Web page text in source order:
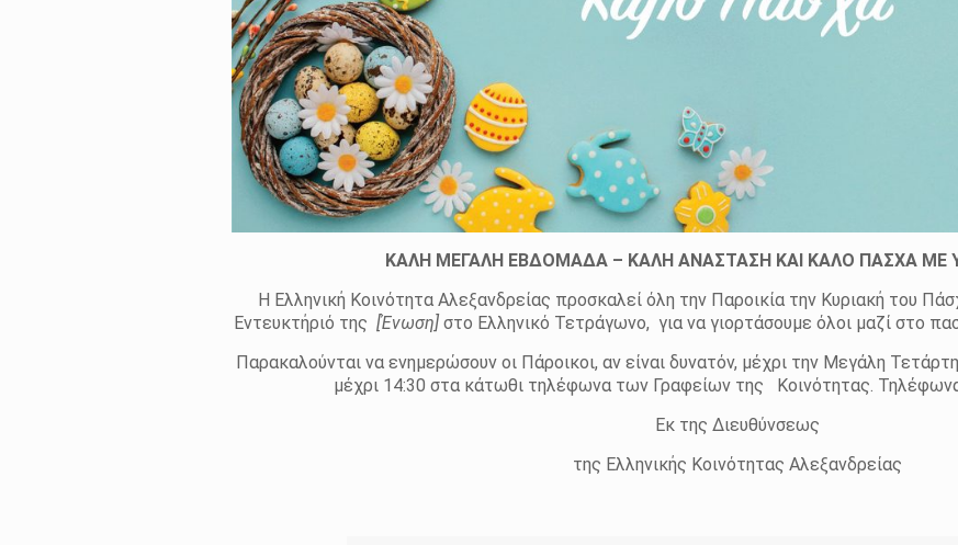
ΚΑΛΗ ΜΕΓΑΛΗ ΕΒΔΟΜΑΔΑ – ΚΑΛΗ ΑΝΑΣΤΑΣΗ ΚΑΙ ΚΑΛΟ ΠΑΣΧΑ ΜΕ
Η Ελληνική Κοινότητα Αλεξανδρείας προσκαλεί όλη την Παροικία την Κυριακή του
Εντευκτήριό της [Ένωση] στο Ελληνικό Τετράγωνο, για να γιορτάσουμε όλοι μαζί στο
Παρακαλούνται να ενημερώσουν οι Πάροικοι, αν είναι δυνατόν, μέχρι την Μεγάλη
μέχρι 14:30 στα κάτωθι τηλέφωνα των Γραφείων της Κοινότητας.
Εκ της Διευθύνσεως
της Ελληνικής Κοινότητας Αλεξανδρείας